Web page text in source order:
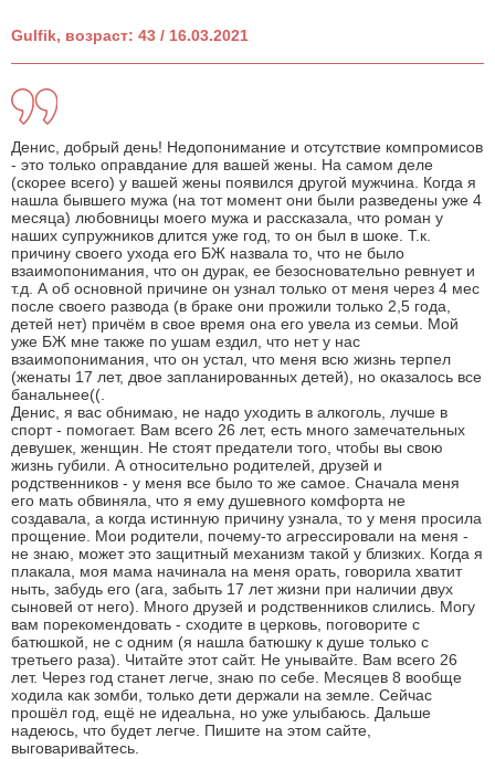
Gulfik, возраст: 43 / 16.03.2021
Денис, добрый день! Недопонимание и отсутствие компромисов
- это только оправдание для вашей жены. На самом деле
(скорее всего) у вашей жены появился другой мужчина. Когда я
нашла бывшего мужа (на тот момент они были разведены уже 4
месяца) любовницы моего мужа и рассказала, что роман у
наших супружников длится уже год, то он был в шоке. Т.к.
причину своего ухода его БЖ назвала то, что не было
взаимопонимания, что он дурак, ее безосновательно ревнует и
т.д. А об основной причине он узнал только от меня через 4 мес
после своего развода (в браке они прожили только 2,5 года,
детей нет) причём в свое время она его увела из семьи. Мой
уже БЖ мне также по ушам ездил, что нет у нас
взаимопонимания, что он устал, что меня всю жизнь терпел
(женаты 17 лет, двое запланированных детей), но оказалось все
банальнее((.
Денис, я вас обнимаю, не надо уходить в алкоголь, лучше в
спорт - помогает. Вам всего 26 лет, есть много замечательных
девушек, женщин. Не стоят предатели того, чтобы вы свою
жизнь губили. А относительно родителей, друзей и
родственников - у меня все было то же самое. Сначала меня
его мать обвиняла, что я ему душевного комфорта не
создавала, а когда истинную причину узнала, то у меня просила
прощение. Мои родители, почему-то агрессировали на меня -
не знаю, может это защитный механизм такой у близких. Когда я
плакала, моя мама начинала на меня орать, говорила хватит
ныть, забудь его (ага, забыть 17 лет жизни при наличии двух
сыновей от него). Много друзей и родственников слились. Могу
вам порекомендовать - сходите в церковь, поговорите с
батюшкой, не с одним (я нашла батюшку к душе только с
третьего раза). Читайте этот сайт. Не унывайте. Вам всего 26
лет. Через год станет легче, знаю по себе. Месяцев 8 вообще
ходила как зомби, только дети держали на земле. Сейчас
прошёл год, ещё не идеальна, но уже улыбаюсь. Дальше
надеюсь, что будет легче. Пишите на этом сайте,
выговаривайтесь.